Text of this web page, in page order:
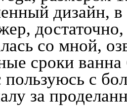
дизайн, в
достаточно,
со мной,
сроки
пользуюсь с
за